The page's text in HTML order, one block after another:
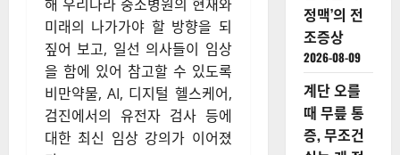
해 우리나라 중소병원의 현재와
미래의 나가가야 할 방향을 되
짚어 보고, 일선 의사들이 임상
을 함에 있어 참고할 수 있도록
비만약물, AI, 디지털 헬스케어,
검진에서의 유전자 검사 등에
대한 최신 임상 강의가 이어졌
정맥’의 전
조증상
2026-08-09
계단 오를
때 무릎 통
증, 무조건